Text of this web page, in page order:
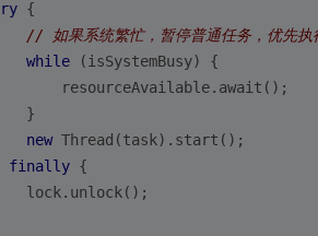
{
// 如果系统繁忙，暂停普通任务，优先执
while (isSystemBusy) {
resourceAvailable.await();
}
new Thread(task).start();
finally {
lock.unlock();